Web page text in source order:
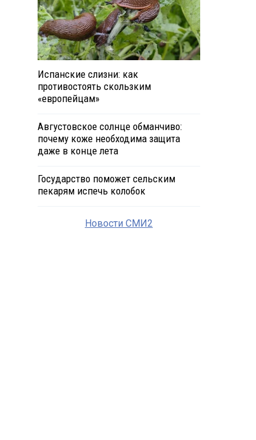
Испанские слизни: как
противостоять скользким
«европейцам»
Августовское солнце обманчиво:
почему коже необходима защита
даже в конце лета
Государство поможет сельским
пекарям испечь колобок
Новости СМИ2